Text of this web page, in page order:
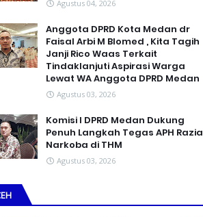
Agustus 04, 2026
Anggota DPRD Kota Medan dr
Faisal Arbi M Blomed , Kita Tagih
Janji Rico Waas Terkait
Tindaklanjuti Aspirasi Warga
Lewat WA Anggota DPRD Medan
Agustus 03, 2026
Komisi I DPRD Medan Dukung
Penuh Langkah Tegas APH Razia
Narkoba di THM
Agustus 03, 2026